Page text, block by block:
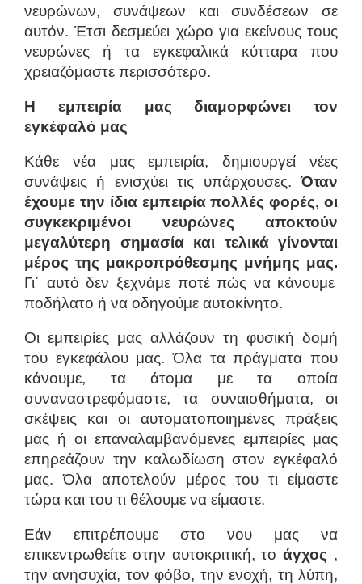
νευρώνων, συνάψεων και συνδέσεων σε
αυτόν. Έτσι δεσμεύει χώρο για εκείνους τους
νευρώνες ή τα εγκεφαλικά κύτταρα που
χρειαζόμαστε περισσότερο.
Η εμπειρία μας διαμορφώνει τον
εγκέφαλό μας
Κάθε νέα μας εμπειρία, δημιουργεί νέες
συνάψεις ή ενισχύει τις υπάρχουσες.Όταν
έχουμε την ίδια εμπειρία πολλές φορές, οι
συγκεκριμένοι νευρώνες αποκτούν
μεγαλύτερη σημασία και τελικά γίνονται
μέρος της μακροπρόθεσμης μνήμης μας.
Γι΄ αυτό δεν ξεχνάμε ποτέ πώς να κάνουμε
ποδήλατο ή να οδηγούμε αυτοκίνητο.
Οι εμπειρίες μας αλλάζουν τη φυσική δομή
του εγκεφάλου μας. Όλα τα πράγματα που
κάνουμε, τα άτομα με τα οποία
συναναστρεφόμαστε, τα συναισθήματα, οι
σκέψεις και οι αυτοματοποιημένες πράξεις
μας ή οι επαναλαμβανόμενες εμπειρίες μας
επηρεάζουν την καλωδίωση στον εγκέφαλό
μας. Όλα αποτελούν μέρος του τι είμαστε
τώρα και του τι θέλουμε να είμαστε.
Εάν επιτρέπουμε στο νου μας να
επικεντρωθείτε στην αυτοκριτική, τοάγχος ,
την ανησυχία, τον φόβο, την ενοχή, τη λύπη,